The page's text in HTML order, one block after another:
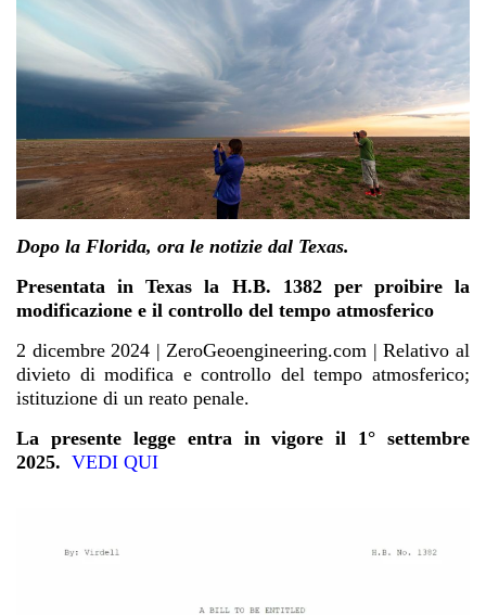
Dopo la Florida, ora le notizie dal Texas.
Presentata in Texas la H.B. 1382 per proibire la
modificazione e il controllo del tempo atmosferico
2 dicembre 2024 | ZeroGeoengineering.com | Relativo al
divieto di modifica e controllo del tempo atmosferico;
istituzione di un reato penale.
La presente legge entra in vigore il 1° settembre
2025. VEDI QUI